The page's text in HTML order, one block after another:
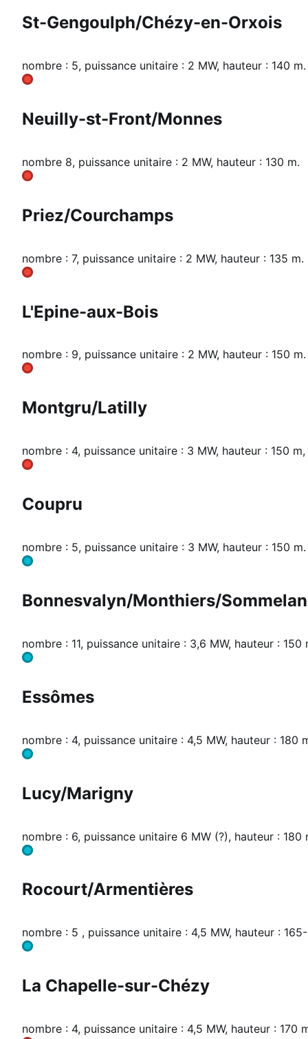
St-Gengoulph/Chézy-en-Orxois
nombre : 5, puissance unitaire : 2 MW, hauteur : 140 m.
Neuilly-st-Front/Monnes
nombre 8, puissance unitaire : 2 MW, hauteur : 130 m.
Priez/Courchamps
nombre : 7, puissance unitaire : 2 MW, hauteur : 135 m.
L'Epine-aux-Bois
nombre : 9, puissance unitaire : 2 MW, hauteur : 150 m.
Montgru/Latilly
nombre : 4, puissance unitaire : 3 MW, hauteur : 150
Coupru
nombre : 5, puissance unitaire : 3 MW, hauteur : 150 m.
Bonnesvalyn/Monthiers/
nombre : 11, puissance unitaire : 3,6 MW, hauteur :
Essômes
nombre : 4, puissance unitaire : 4,5 MW, hauteur :
Lucy/Marigny
nombre : 6, puissance unitaire 6 MW (?), hauteur :
Rocourt/Armentières
nombre : 5 , puissance unitaire : 4,5 MW, hauteur :
La Chapelle-sur-Chézy
nombre : 4, puissance unitaire : 4,5 MW, hauteur :